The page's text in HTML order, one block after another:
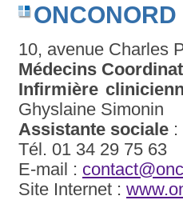
ONCONORD
10, avenue Charles
Médecins
Infirmière
Ghyslaine Simonin
Assistante sociale :
Tél. 01 34 29 75 63
E-mail :
Site Internet :